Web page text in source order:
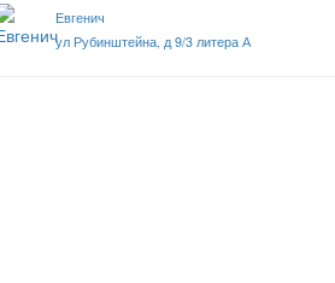
Евгенич
ул Рубинштейна, д 9/3 литера А